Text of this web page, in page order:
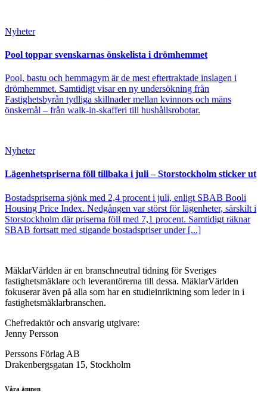
Nyheter
Pool toppar svenskarnas önskelista i drömhemmet
Pool, bastu och hemmagym är de mest eftertraktade inslagen i
drömhemmet. Samtidigt visar en ny undersökning från
Fastighetsbyrån tydliga skillnader mellan kvinnors och mäns
önskemål – från walk-in-skafferi till hushållsrobotar.
Nyheter
Lägenhetspriserna föll tillbaka i juli – Storstockholm sticker ut
Bostadspriserna sjönk med 2,4 procent i juli, enligt SBAB Booli
Housing Price Index. Nedgången var störst för lägenheter, särskilt i
Storstockholm där priserna föll med 7,1 procent. Samtidigt räknar
SBAB fortsatt med stigande bostadspriser under [...]
MäklarVärlden är en branschneutral tidning för Sveriges
fastighetsmäklare och leverantörerna till dessa. MäklarVärlden
fokuserar även på alla som har en studieinriktning som leder in i
fastighetsmäklarbranschen.
Chefredaktör och ansvarig utgivare:
Jenny Persson
Perssons Förlag AB
Drakenbergsgatan 15, Stockholm
Våra ämnen